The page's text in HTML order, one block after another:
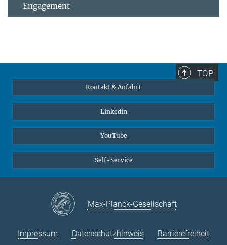
Engagement
TOP
Kontakt & Anfahrt
Linkedin
YouTube
Self-Service
Max-Planck-Gesellschaft
Impressum Datenschutzhinweis Barrierefreiheit